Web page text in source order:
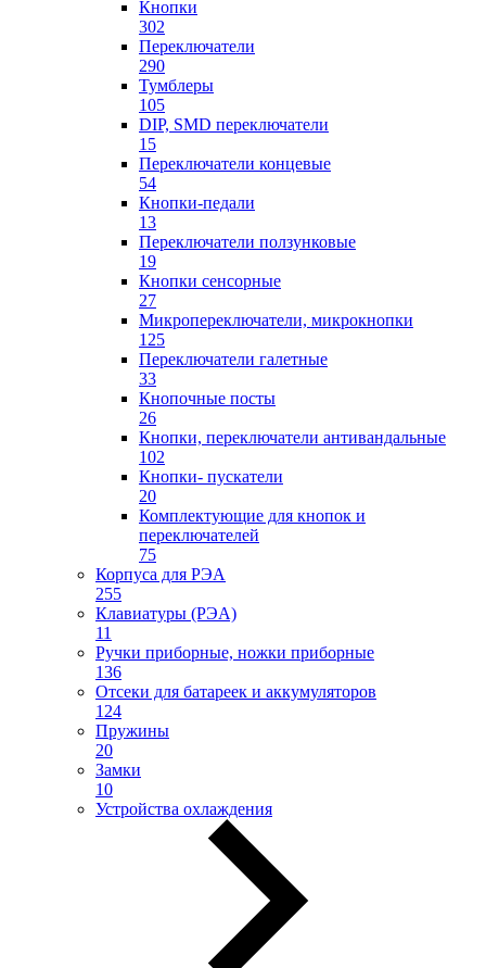
Кнопки
302
Переключатели
290
Тумблеры
105
DIP, SMD переключатели
15
Переключатели концевые
54
Кнопки-педали
13
Переключатели ползунковые
19
Кнопки сенсорные
27
Микропереключатели, микрокнопки
125
Переключатели галетные
33
Кнопочные посты
26
Кнопки, переключатели антивандальные
102
Кнопки- пускатели
20
Комплектующие для кнопок и
переключателей
75
Корпуса для РЭА
255
Клавиатуры (РЭА)
11
Ручки приборные, ножки приборные
136
Отсеки для батареек и аккумуляторов
124
Пружины
20
Замки
10
Устройства охлаждения